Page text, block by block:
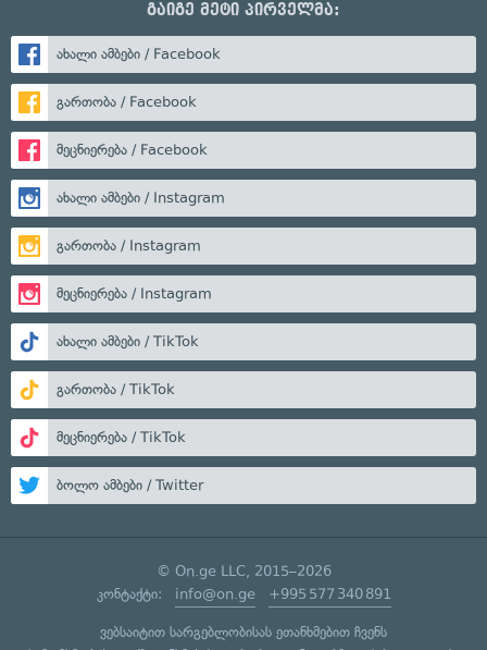
გაიგე მეტი პირველმა:
ახალი ამბები / Facebook
გართობა / Facebook
მეცნიერება / Facebook
ახალი ამბები / Instagram
გართობა / Instagram
მეცნიერება / Instagram
ახალი ამბები / TikTok
გართობა / TikTok
მეცნიერება / TikTok
ბოლო ამბები / Twitter
© On.ge LLC, 2015–2026
კონტაქტი: info@on.ge +995 577 340 891
ვებსაიტით სარგებლობისას ეთანხმებით ჩვენს